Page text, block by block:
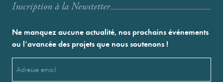
Inscription à la Newstetter
Ne manquez aucune actualité, nos prochains événements
ou l’avancée des projets que nous soutenons !
(Nécessaire)